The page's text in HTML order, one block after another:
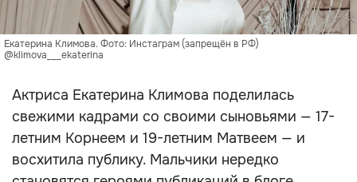
Екатерина Климова. Фото: Инстаграм (запрещён в РФ)
@klimova___ekaterina
Актриса Екатерина Климова поделилась
свежими кадрами со своими сыновьями — 17-
летним Корнеем и 19-летним Матвеем — и
восхитила публику. Мальчики нередко